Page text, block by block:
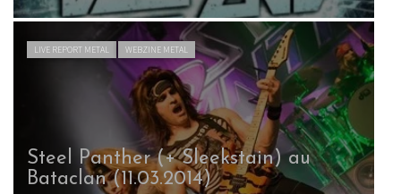
LIVE REPORT METAL WEBZINE METAL
Steel Panther (+ Sleekstain) au
Bataclan (11.03.2014)